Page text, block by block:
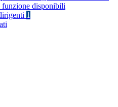
funzione disponibili
1